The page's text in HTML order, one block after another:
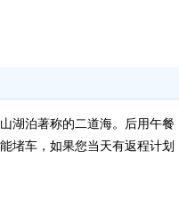
湖泊著称的二道海。后用午
车，如果您当天有返程计